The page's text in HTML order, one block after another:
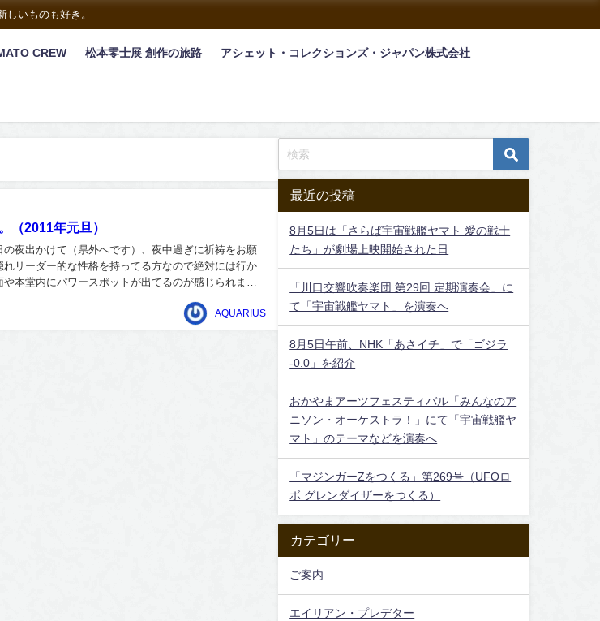
いものも好き。
CREW 松本零士展 創作の旅路 アシェット・コレクションズ・ジャパン株式会社
（2011年元旦）
夜出かけて（県外へです）、夜中過ぎに祈祷をお願
リーダー的な性格を持ってる方なので絶対には行か
本堂内にパワースポットが出てるのが感じられま
AQUARIUS
最近の投稿
8月5日は「さらば宇宙戦艦ヤマト 愛の戦士
たち」が劇場上映開始された日
「川口交響吹奏楽団 第29回 定期演奏会」に
て「宇宙戦艦ヤマト」を演奏へ
8月5日午前、NHK「あさイチ」で「ゴジラ
-0.0」を紹介
おかやまアーツフェスティバル「みんなのア
ニソン・オーケストラ！」にて「宇宙戦艦ヤ
マト」のテーマなどを演奏へ
「マジンガーZをつくる」第269号（UFOロ
ボ グレンダイザーをつくる）
カテゴリー
ご案内
エイリアン・プレデター